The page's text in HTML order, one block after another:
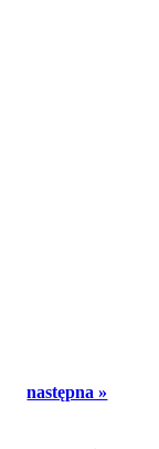
następna »